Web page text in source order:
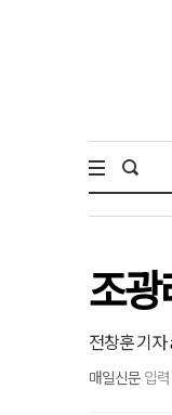
조
전창훈 기자
매일신문 입